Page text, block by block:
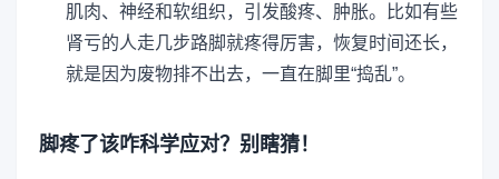
肌肉、神经和软组织，引发酸疼、肿胀。比如有些
肾亏的人走几步路脚就疼得厉害，恢复时间还长，
就是因为废物排不出去，一直在脚里“捣乱”。
脚疼了该咋科学应对？别瞎猜！